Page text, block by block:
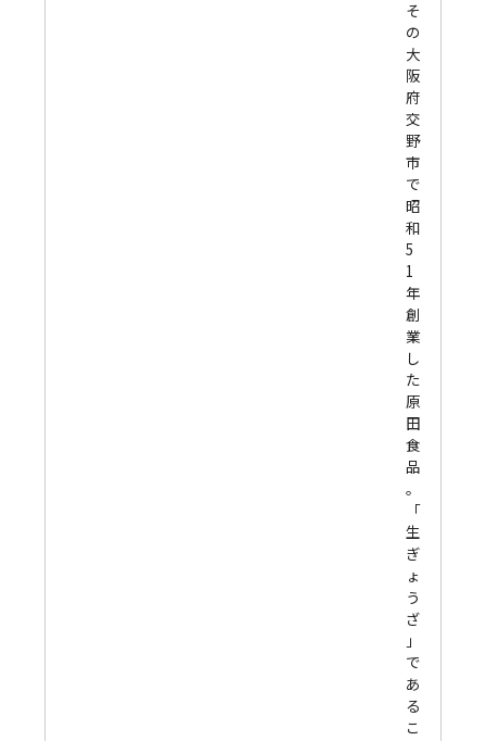
そ
の
大
阪
府
交
野
市
で
昭
和
5
1
年
創
業
し
た
原
田
食
品
。
「
生
ぎ
ょ
う
ざ
」
で
あ
る
こ